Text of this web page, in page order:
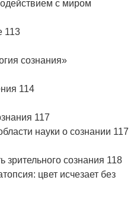
с миром
113
сознания»
114
117
науки о сознании 117
зрительного сознания 118
цвет исчезает без